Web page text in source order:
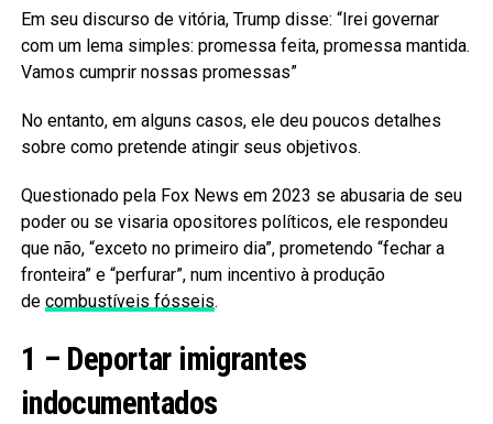
Em seu discurso de vitória, Trump disse: “Irei governar
com um lema simples: promessa feita, promessa mantida.
Vamos cumprir nossas promessas”
No entanto, em alguns casos, ele deu poucos detalhes
sobre como pretende atingir seus objetivos.
Questionado pela Fox News em 2023 se abusaria de seu
poder ou se visaria opositores políticos, ele respondeu
que não, “exceto no primeiro dia”, prometendo “fechar a
fronteira” e “perfurar”, num incentivo à produção
de combustíveis fósseis.
1 – Deportar imigrantes
indocumentados